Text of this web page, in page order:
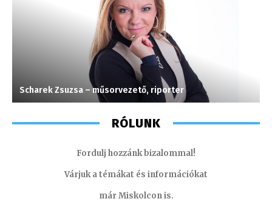
Scharek Zsuzsa – műsorvezető, riporter
RÓLUNK
Fordulj hozzánk bizalommal!
Várjuk a témákat és információkat
már Miskolcon is.